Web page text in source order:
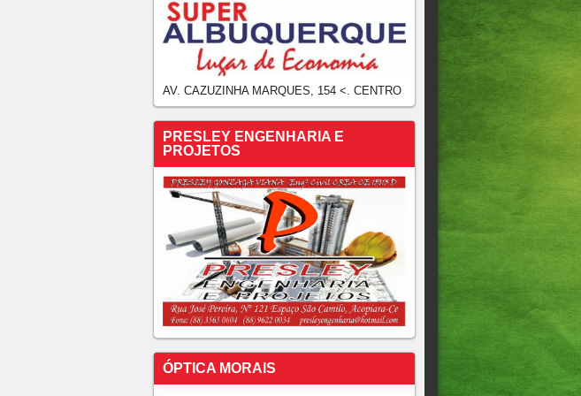
AV. CAZUZINHA MARQUES, 154 <. CENTRO
PRESLEY ENGENHARIA E
PROJETOS
ÓPTICA MORAIS